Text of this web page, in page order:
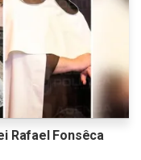
Rafael Fonsêca